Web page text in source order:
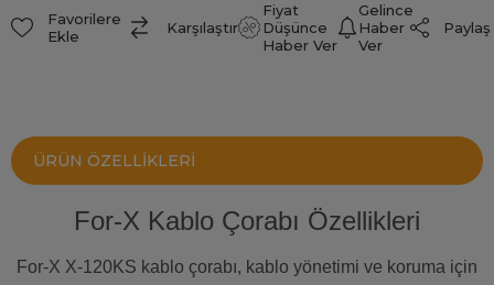
Favorilere
Ekle
Karşılaştır
Fiyat
Düşünce
Haber Ver
Gelince
Haber
Ver
Paylaş
ÜRÜN ÖZELLIKLERI
For-X Kablo Çorabı Özellikleri
For-X X-120KS kablo çorabı, kablo yönetimi ve koruma için